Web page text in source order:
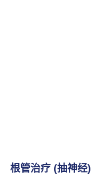
根管治疗 (抽神经)